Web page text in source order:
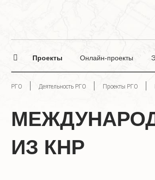
Проекты Онлайн-проекты
РГО Деятельность РГО Проекты РГО
ИЗ КНР